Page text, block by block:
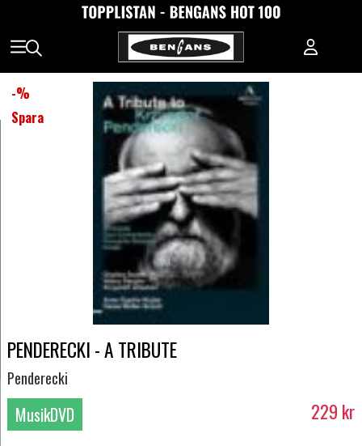
-%
Spara
PENDERECKI - A TRIBUTE
Penderecki
MusikDVD 229 kr